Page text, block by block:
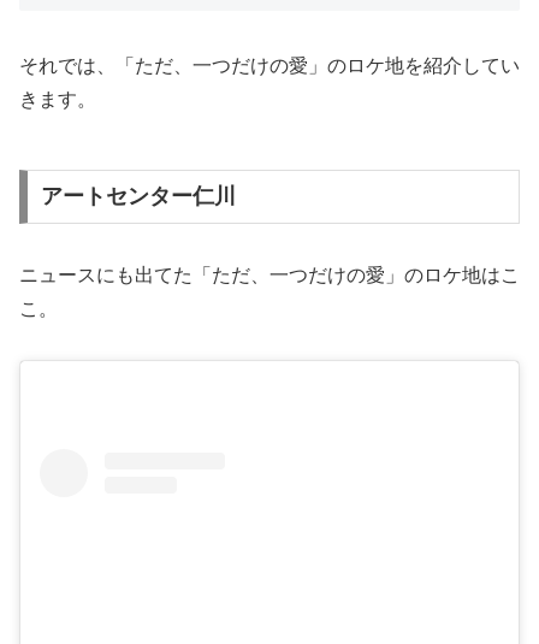
それでは、「ただ、一つだけの愛」のロケ地を紹介してい
きます。
アートセンター仁川
ニュースにも出てた「ただ、一つだけの愛」のロケ地はこ
こ。